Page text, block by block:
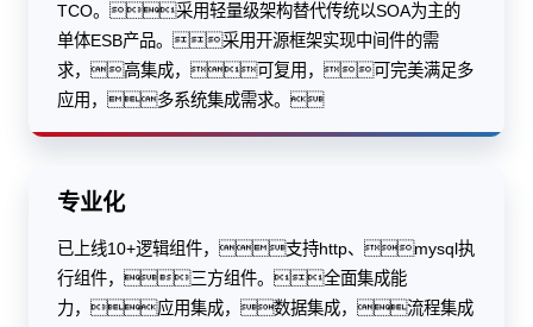
TCO。采用轻量级架构替代传统以SOA为主的
单体ESB产品。采用开源框架实现中间件的需
求，高集成，可复用，可完美满足多
应用，多系统集成需求。
专业化
已上线10+逻辑组件，支持http、mysql执
行组件，三方组件。全面集成能
力，应用集成，数据集成，流程集成